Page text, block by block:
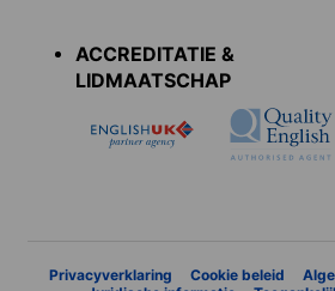
ACCREDITATIE &
LIDMAATSCHAP
Privacyverklaring Cookie beleid